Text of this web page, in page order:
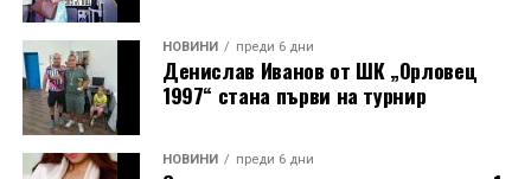
НОВИНИ преди 6 дни
Денислав Иванов от ШК „Орловец
1997“ стана първи на турнир
НОВИНИ преди 6 дни